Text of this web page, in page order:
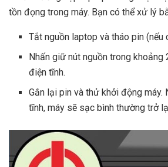
tồn đọng trong máy. Bạn có thể xử lý
Tắt nguồn laptop và tháo pin (nếu
Nhấn giữ nút nguồn trong
điện tĩnh.
Gắn lại pin và thử khởi động máy.
tĩnh, máy sẽ sạc bình thường trở